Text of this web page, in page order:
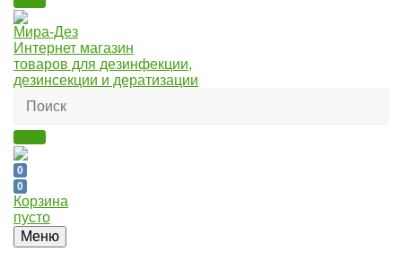
Мира-Дез
Интернет магазин
товаров для дезинфекции,
дезинсекции и дератизации
0
0
Корзина
пусто
Меню